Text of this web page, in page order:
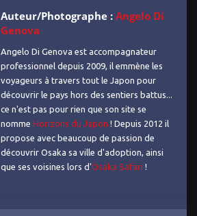
Auteur/Photographe : Angelo Di
Genova
Angelo Di Genova est accompagnateur
professionnel depuis 2009, il emmène les
voyageurs à travers tout le Japon pour
découvrir le pays hors des sentiers battus...
ce n'est pas pour rien que son site se
nomme Horizons du Japon ! Depuis 2012 il
propose avec beaucoup de passion de
découvrir Osaka sa ville d'adoption, ainsi
que ses voisines lors d'Osaka Safari !